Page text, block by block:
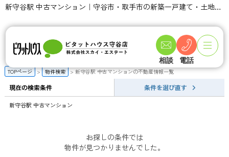
新守谷駅 中古マンション｜守谷市・取手市の新築一戸建て・土地・一軒家購入情報ならピタットハウス守谷店 スカイ・エステート
相談 電話
TOPページ 物件検索 新守谷駅 中古マンションの不動産情報一覧
現在の検索条件 条件を選び直す
新守谷駅 中古マンション
お探しの条件では
物件が見つかりませんでした。